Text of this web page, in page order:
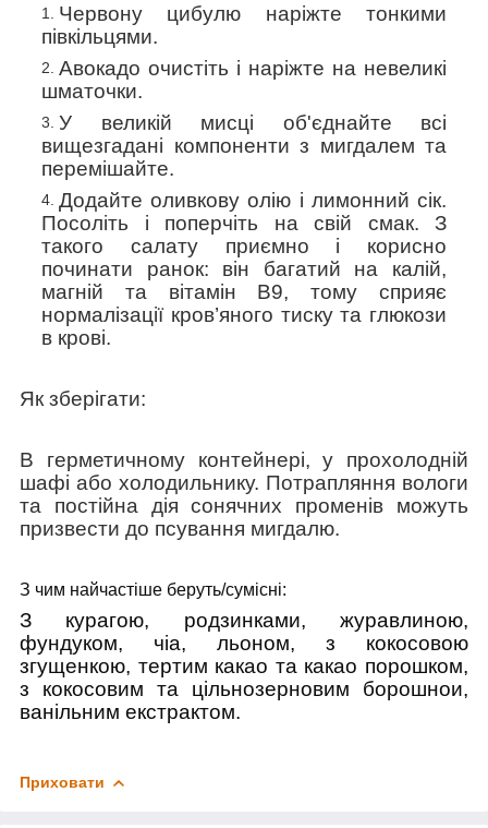
Червону цибулю наріжте тонкими
півкільцями.
Авокадо очистіть і наріжте на невеликі
шматочки.
У великій мисці об'єднайте всі
вищезгадані компоненти з мигдалем та
перемішайте.
Додайте оливкову олію і лимонний сік.
Посоліть і поперчіть на свій смак. З
такого салату приємно і корисно
починати ранок: він багатий на калій,
магній та вітамін В9, тому сприяє
нормалізації кров’яного тиску та глюкози
в крові.
Як зберігати:
В герметичному контейнері, у прохолодній
шафі або холодильнику. Потрапляння вологи
та постійна дія сонячних променів можуть
призвести до псування мигдалю.
З чим найчастіше беруть/cумісні:
З курагою, родзинками, журавлиною,
фундуком, чіа, льоном, з кокосовою
згущенкою, тертим какао та какао порошком,
з кокосовим та цільнозерновим борошнои,
ванільним екстрактом.
Приховати